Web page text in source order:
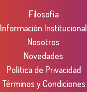
Filosofía
Información Institucional
Nosotros
Novedades
Política de Privacidad
Términos y Condiciones